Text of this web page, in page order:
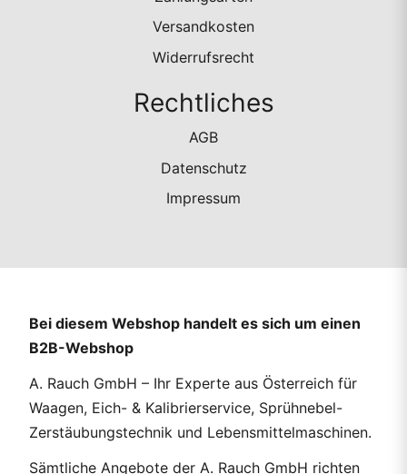
Versandkosten
Widerrufsrecht
Rechtliches
AGB
Datenschutz
Impressum
Bei diesem Webshop handelt es sich um einen
B2B-Webshop
A. Rauch GmbH – Ihr Experte aus Österreich für
Waagen, Eich- & Kalibrierservice, Sprühnebel-
Zerstäubungstechnik und Lebensmittelmaschinen.
Sämtliche Angebote der A. Rauch GmbH richten